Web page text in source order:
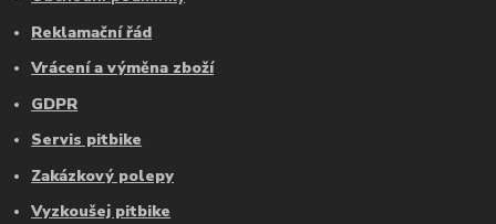
Reklamační řád
Vrácení a výměna zboží
GDPR
Servis pitbike
Zakázkový polepy
Vyzkoušej pitbike